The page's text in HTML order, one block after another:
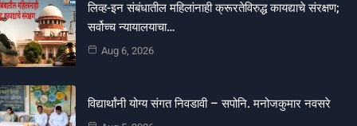
लिव्ह-इन संबंधातील महिलांनाही क्रूरतेविरुद्ध कायद्याचे संरक्षण;
सर्वोच्च न्यायालयाचा…
Aug 6, 2026
विद्यार्थांनी योग्य संगत निवडावी – सपोनि. मनोजकुमार नवसरे